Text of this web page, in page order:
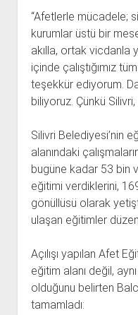
“Afetlerle mücadele;
kurumlar üstü bir
akılla, ortak vicdanla
içinde çalıştığımız
teşekkür ediyorum.
biliyoruz. Çünkü
Silivri Belediyesi’nin
alanındaki
bugüne kadar 53 bin
eğitimi verdiklerini,
gönüllüsü olarak
ulaşan eğitimler
Açılışı yapılan Afet
eğitim alanı değil,
olduğunu belirten
tamamladı: